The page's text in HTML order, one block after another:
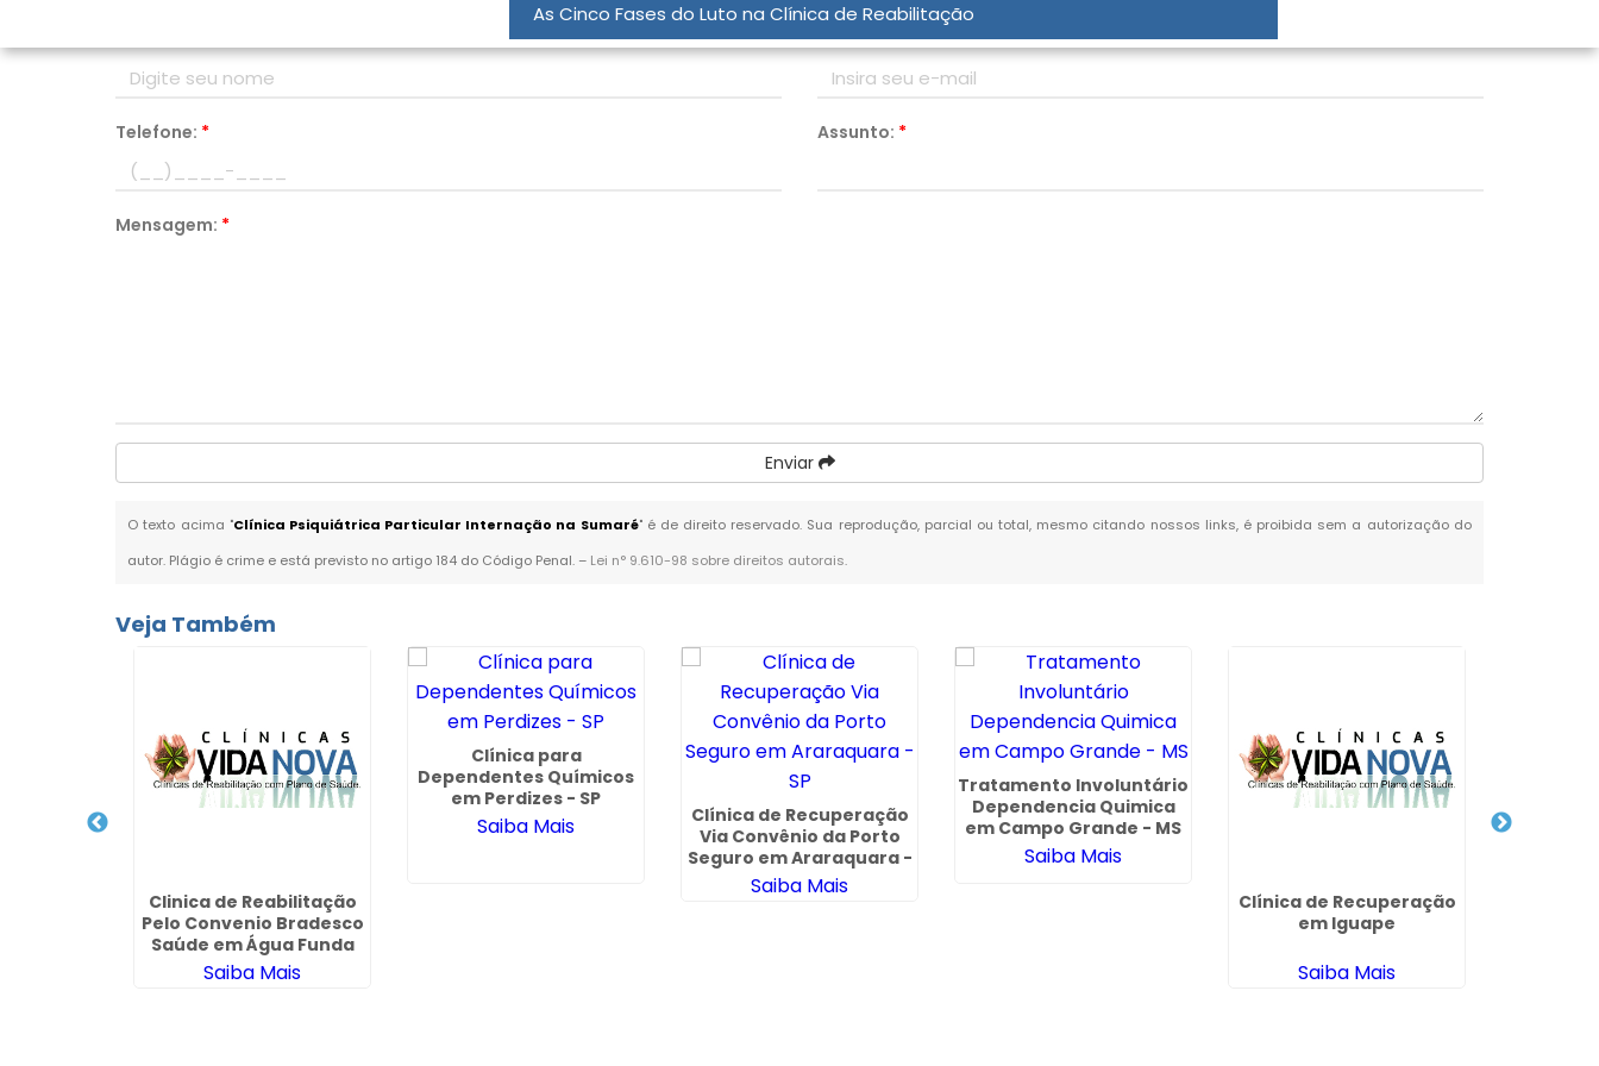
As Cinco Fases do Luto na Clínica de Reabilitação
Email:*
Telefone: * Assunto: *
Mensagem: *
Enviar
O texto acima "Clínica Psiquiátrica Particular Internação na Sumaré" é de direito reservado. Sua reprodução, parcial ou total, mesmo citando nossos links, é proibida sem a autorização do
autor. Plágio é crime e está previsto no artigo 184 do Código Penal. – Lei n° 9.610-98 sobre direitos autorais.
Veja Também
Clinica de Reabilitação
Pelo Convenio Bradesco
Saúde em Água Funda
Saiba Mais
Clínica para
Dependentes Químicos
em Perdizes - SP
Saiba Mais
Clínica de Recuperação
Via Convênio da Porto
Seguro em Araraquara -
SP
Saiba Mais
Tratamento Involuntário
Dependencia Quimica
em Campo Grande - MS
Saiba Mais
Clínica de Recuperação
em Iguape
Saiba Mais